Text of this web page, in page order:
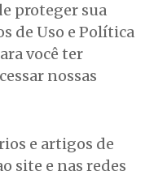
proteger sua
de Uso e Política
você ter
nossas
e artigos de
site e nas redes